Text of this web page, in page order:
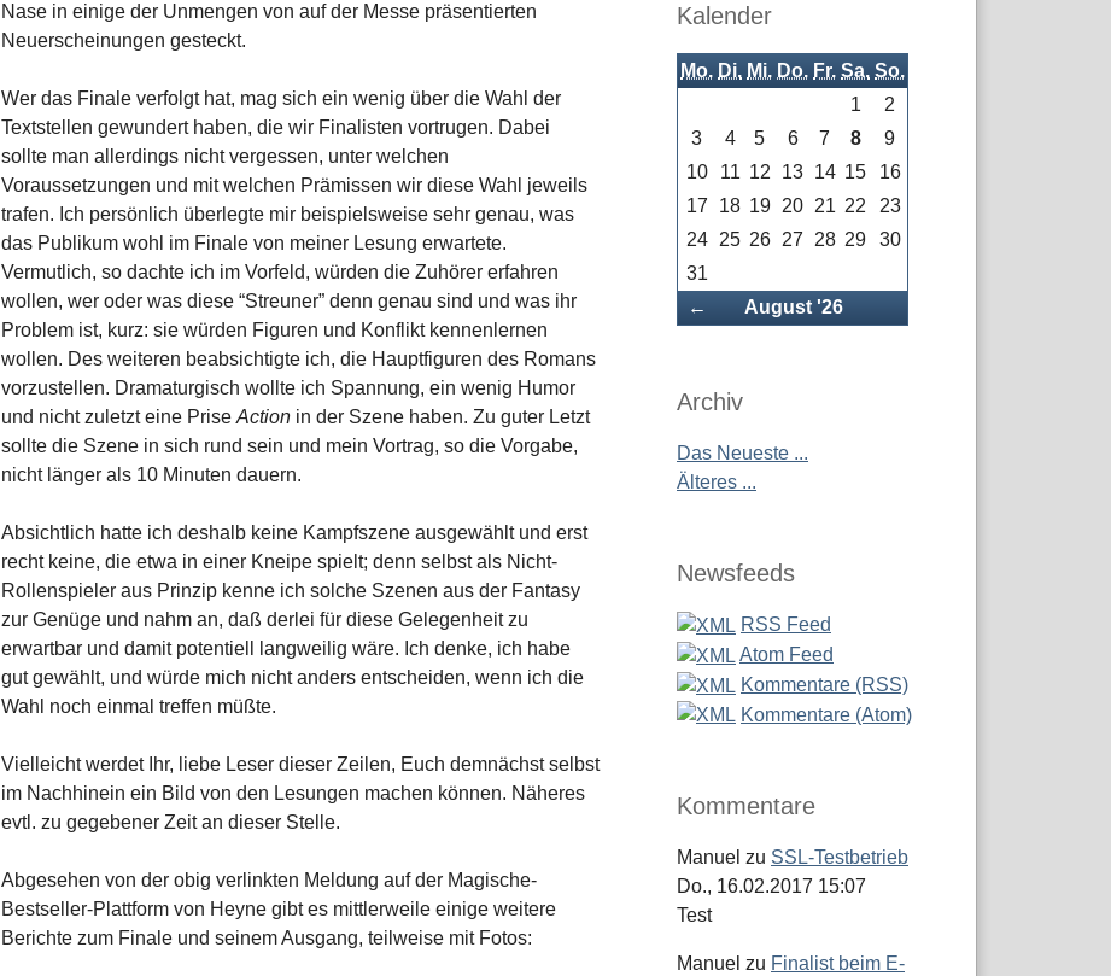
Nase in einige der Unmengen von auf der Messe präsentierten
Neuerscheinungen gesteckt.
Wer das Finale verfolgt hat, mag sich ein wenig über die Wahl der
Textstellen gewundert haben, die wir Finalisten vortrugen. Dabei
sollte man allerdings nicht vergessen, unter welchen
Voraussetzungen und mit welchen Prämissen wir diese Wahl jeweils
trafen. Ich persönlich überlegte mir beispielsweise sehr genau, was
das Publikum wohl im Finale von meiner Lesung erwartete.
Vermutlich, so dachte ich im Vorfeld, würden die Zuhörer erfahren
wollen, wer oder was diese “Streuner” denn genau sind und was ihr
Problem ist, kurz: sie würden Figuren und Konflikt kennenlernen
wollen. Des weiteren beabsichtigte ich, die Hauptfiguren des Romans
vorzustellen. Dramaturgisch wollte ich Spannung, ein wenig Humor
und nicht zuletzt eine Prise Action in der Szene haben. Zu guter Letzt
sollte die Szene in sich rund sein und mein Vortrag, so die Vorgabe,
nicht länger als 10 Minuten dauern.
Absichtlich hatte ich deshalb keine Kampfszene ausgewählt und erst
recht keine, die etwa in einer Kneipe spielt; denn selbst als Nicht-
Rollenspieler aus Prinzip kenne ich solche Szenen aus der Fantasy
zur Genüge und nahm an, daß derlei für diese Gelegenheit zu
erwartbar und damit potentiell langweilig wäre. Ich denke, ich habe
gut gewählt, und würde mich nicht anders entscheiden, wenn ich die
Wahl noch einmal treffen müßte.
Vielleicht werdet Ihr, liebe Leser dieser Zeilen, Euch demnächst selbst
im Nachhinein ein Bild von den Lesungen machen können. Näheres
evtl. zu gegebener Zeit an dieser Stelle.
Abgesehen von der obig verlinkten Meldung auf der Magische-
Bestseller-Plattform von Heyne gibt es mittlerweile einige weitere
Berichte zum Finale und seinem Ausgang, teilweise mit Fotos:
Kalender
Mo. Di. Mi. Do. Fr. Sa. So.
← ZurückAugust '26
1
2
3
4 5 6 7 8
9
10
11 12 13 14 15
16
17
18 19 20 21 22
23
24
25 26 27 28 29
30
31
Archiv
Das Neueste ...
Älteres ...
Newsfeeds
RSS Feed
Atom Feed
Kommentare (RSS)
Kommentare (Atom)
Kommentare
Manuel zu SSL-Testbetrieb
Do., 16.02.2017 15:07
Test
Manuel zu Finalist beim E-